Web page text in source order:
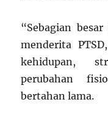
“Sebagian
menderita
kehidupan,
perubahan
bertahan lama.